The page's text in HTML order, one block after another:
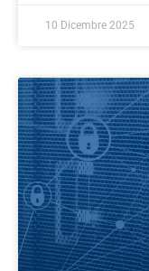
10 Dicembre 2025